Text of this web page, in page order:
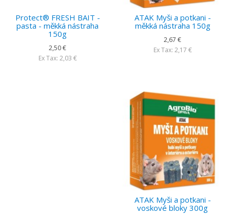
Protect® FRESH BAIT -
pasta - měkká nástraha
150g
2,50 €
Ex Tax: 2,03 €
ATAK Myši a potkani -
měkká nástraha 150g
2,67 €
Ex Tax: 2,17 €
ATAK Myši a potkani -
voskové bloky 300g